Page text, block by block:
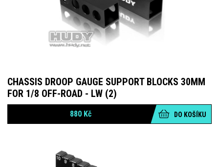
CHASSIS DROOP GAUGE SUPPORT BLOCKS 30MM
FOR 1/8 OFF-ROAD - LW (2)
880 Kč DO KOŠÍKU